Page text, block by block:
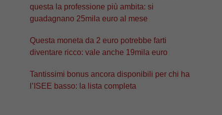
questa la professione più ambita: si
guadagnano 25mila euro al mese
Questa moneta da 2 euro potrebbe farti
diventare ricco: vale anche 19mila euro
Tantissimi bonus ancora disponibili per chi ha
l’ISEE basso: la lista completa